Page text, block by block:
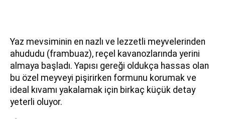
Yaz mevsiminin en nazlı ve lezzetli meyvelerinden
ahududu (frambuaz), reçel kavanozlarında yerini
almaya başladı. Yapısı gereği oldukça hassas olan
bu özel meyveyi pişirirken formunu korumak ve
ideal kıvamı yakalamak için birkaç küçük detay
yeterli oluyor.